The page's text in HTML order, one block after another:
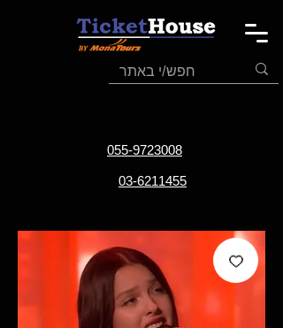
055-9723008
03-6211455